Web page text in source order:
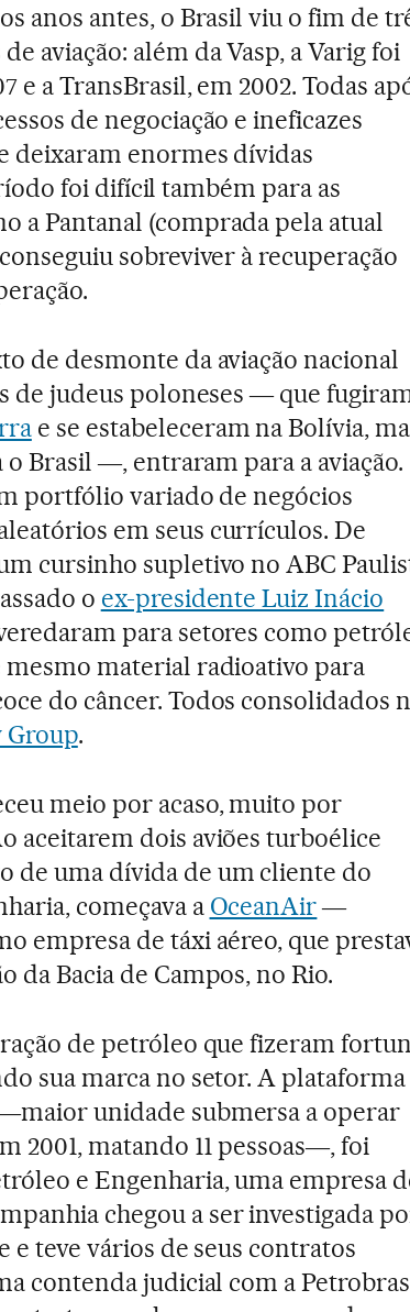
anos antes, o Brasil viu o fim de
aviação: além da Vasp, a Varig foi
e a TransBrasil, em 2002. Todas
de negociação e ineficazes
deixaram enormes dívidas
foi difícil também para as
a Pantanal (comprada pela atual
sobreviver à recuperação
de desmonte da aviação nacional
de judeus poloneses ― que
e se estabeleceram na Bolívia,
Brasil ―, entraram para a aviação.
portfólio variado de negócios
em seus currículos. De
cursinho supletivo no ABC
o ex-presidente Luiz Inácio
para setores como
mesmo material radioativo para
do câncer. Todos consolidados
Group.
meio por acaso, muito por
aceitarem dois aviões turboélice
de uma dívida de um cliente do
começava a OceanAir―
empresa de táxi aéreo, que
da Bacia de Campos, no Rio.
de petróleo que fizeram
sua marca no setor. A plataforma
unidade submersa a operar
2001, matando 11 pessoas―, foi
e Engenharia, uma empresa
chegou a ser investigada
teve vários de seus contratos
contenda judicial com a